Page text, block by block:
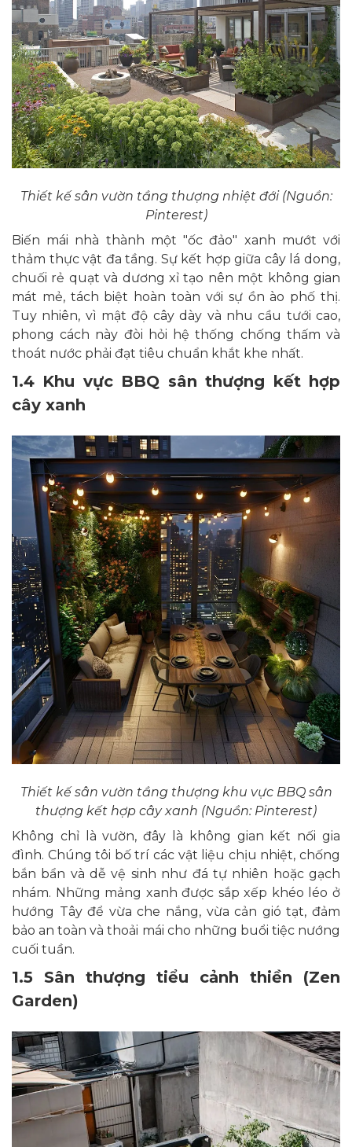
Thiết kế sân vườn tầng thượng nhiệt đới (Nguồn:
Pinterest)
Biến mái nhà thành một "ốc đảo" xanh mướt với
thảm thực vật đa tầng. Sự kết hợp giữa cây lá dong,
chuối rẻ quạt và dương xỉ tạo nên một không gian
mát mẻ, tách biệt hoàn toàn với sự ồn ào phố thị.
Tuy nhiên, vì mật độ cây dày và nhu cầu tưới cao,
phong cách này đòi hỏi hệ thống chống thấm và
thoát nước phải đạt tiêu chuẩn khắt khe nhất.
1.4 Khu vực BBQ sân thượng kết hợp
cây xanh
Thiết kế sân vườn tầng thượng khu vực BBQ sân
thượng kết hợp cây xanh (Nguồn: Pinterest)
Không chỉ là vườn, đây là không gian kết nối gia
đình. Chúng tôi bố trí các vật liệu chịu nhiệt, chống
bắn bẩn và dễ vệ sinh như đá tự nhiên hoặc gạch
nhám. Những mảng xanh được sắp xếp khéo léo ở
hướng Tây để vừa che nắng, vừa cản gió tạt, đảm
bảo an toàn và thoải mái cho những buổi tiệc nướng
cuối tuần.
1.5 Sân thượng tiểu cảnh thiền (Zen
Garden)